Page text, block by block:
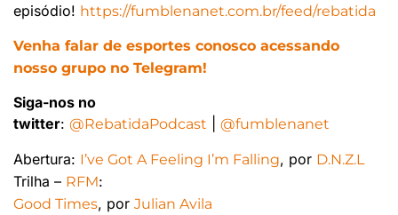
episódio! https://fumblenanet.com.br/feed/rebatida
Venha falar de esportes conosco acessando
nosso grupo no Telegram!
Siga-nos no
twitter: @RebatidaPodcast @fumblenanet
Abertura: I’ve Got A Feeling I’m Falling, por D.N.Z.L
Trilha – RFM:
Good Times, por Julian Avila